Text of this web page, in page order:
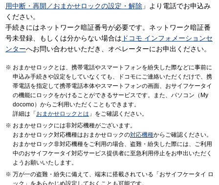
用中断・再開／おまかせロックの設定・解除 」より電話でお申込み
ください。
手続きにはネットワーク暗証番号が必要です。ネットワーク暗証番
号未登録、もしくは分からない場合は ドコモ インフォメーションセ
ンターへお問い合わせいただき、オペレーターにお申出ください。
おまかせロックとは、携帯電話やスマートフォンを紛失した際などに事前に
申込み手続きや設定をしていなくても、ドコモにご連絡いただくだけで、携
帯電話を指定して携帯電話本体やスマートフォンの画面、おサイフケータイ
の機能にロックをかけることができるサービスです。また、パソコン（My
docomo）からご利用いただくこともできます。
詳細は「 おまかせロックとは 」をご確認ください。
おまかせロックには非対応機種がございます。
おまかせロック対応機種はおまかせロックの対応機種からご確認ください。
おまかせロック非対応機種をご利用の場合、盗難・紛失した際には、ご利用
中のおサイフケータイ対応サービス提供者に至急利用停止をお申出いただく
ようお願いいたします。
万が一の盗難・紛失に備えて、端末に搭載されている「おサイフケータイ ロ